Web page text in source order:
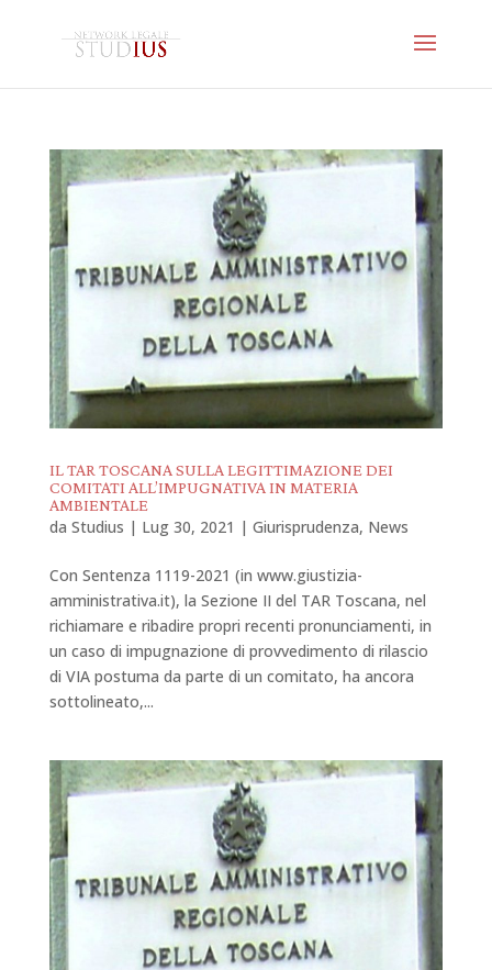
IL TAR TOSCANA SULLA LEGITTIMAZIONE DEI
COMITATI ALL’IMPUGNATIVA IN MATERIA
AMBIENTALE
da Studius | Lug 30, 2021 | Giurisprudenza, News
Con Sentenza 1119-2021 (in www.giustizia-
amministrativa.it), la Sezione II del TAR Toscana, nel
richiamare e ribadire propri recenti pronunciamenti, in
un caso di impugnazione di provvedimento di rilascio
di VIA postuma da parte di un comitato, ha ancora
sottolineato,...